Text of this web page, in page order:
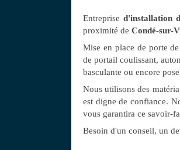
Entreprise d'installation
proximité de Condé-sur-
Mise en place de porte
de portail coulissant,
basculante ou encore
Nous utilisons des
est digne de confiance.
vous garantira ce savoir-
Besoin d'un conseil, un